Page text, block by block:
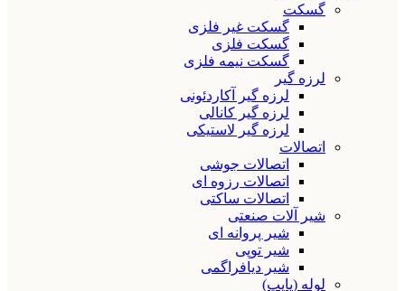
گسکت
گسکت غیر فلزی
گسکت فلزی
گسکت نیمه فلزی
لرزه گیر
لرزه گیر آکاردئونی
لرزه گیر کانالی
لرزه گیر لاستیکی
اتصالات
اتصالات جوشی
اتصالات رزوه ای
اتصالات ساکتی
شیر آلات صنعتی
شیر پروانه ای
شیر توپی
شیر دیافراگمی
لوله (پایپ)